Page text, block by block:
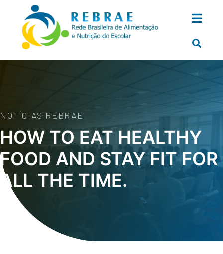
NOTÍCIAS REBRAE
HOW TO EAT HEALTHY
FOOD AND STAY FIT FOR
ALL THE TIME.